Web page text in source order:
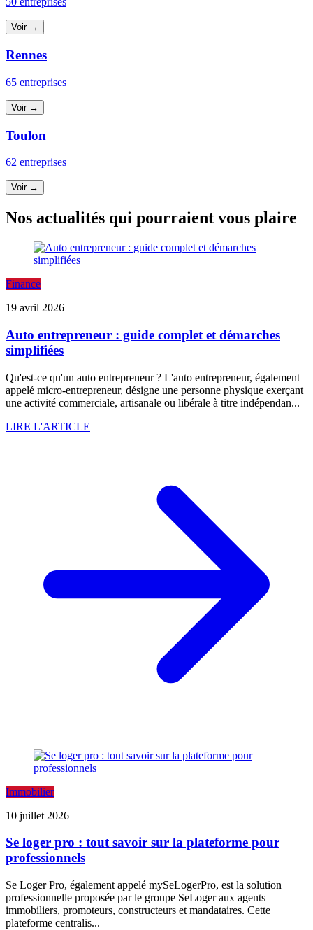
Voir →
Rennes
65 entreprises
Voir →
Toulon
62 entreprises
Voir →
Nos actualités qui pourraient vous plaire
Finance
19 avril 2026
Auto entrepreneur : guide complet et démarches
simplifiées
Qu'est-ce qu'un auto entrepreneur ? L'auto entrepreneur, également
appelé micro-entrepreneur, désigne une personne physique exerçant
une activité commerciale, artisanale ou libérale à titre indépendan...
LIRE L'ARTICLE
Immobilier
10 juillet 2026
Se loger pro : tout savoir sur la plateforme pour
professionnels
Se Loger Pro, également appelé mySeLogerPro, est la solution
professionnelle proposée par le groupe SeLoger aux agents
immobiliers, promoteurs, constructeurs et mandataires. Cette
plateforme centralis...